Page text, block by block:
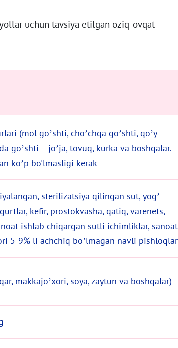
uchun tavsiya etilgan oziq-ovqat
(mol go’shti, cho’chqa go’shti, qo’y
go’shti – jo’ja, tovuq, kurka va boshqalar.
ko’p bo'lmasligi kerak
sterilizatsiya qilingan sut, yog’
kefir, prostokvasha, qatiq, varenets,
ishlab chiqargan sutli ichimliklar, sanoat
5-9% li achchiq bo’lmagan navli pishloqlar
makkajo’xori, soya, zaytun va boshqalar)